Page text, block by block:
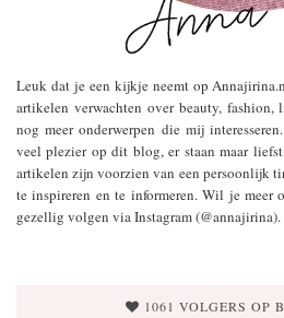
Leuk dat je een kijkje neemt op
artikelen verwachten over beauty, fashion,
nog meer onderwerpen die mij
veel plezier op dit blog, er staan maar
artikelen zijn voorzien van een persoonlijk
te inspireren en te informeren. Wil je meer
gezellig volgen via Instagram
1061 VOLGERS OP